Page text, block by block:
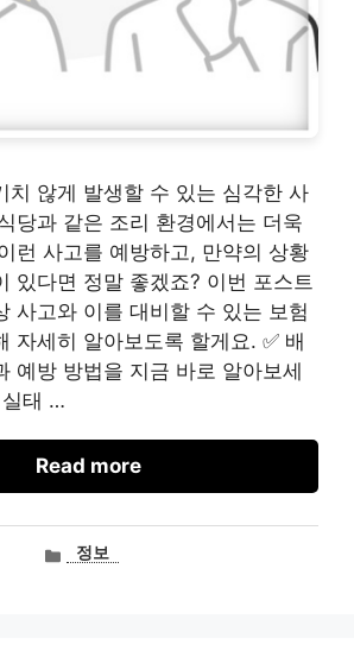
치 않게 발생할 수 있는 심각한 사
당과 같은 조리 환경에서는 더욱
런 사고를 예방하고, 만약의 상황
있다면 정말 좋겠죠? 이번 포스트
사고와 이를 대비할 수 있는 보험
자세히 알아보도록 할게요. ✅ 배
예방 방법을 지금 바로 알아보세
실태 …
Read more
카정보